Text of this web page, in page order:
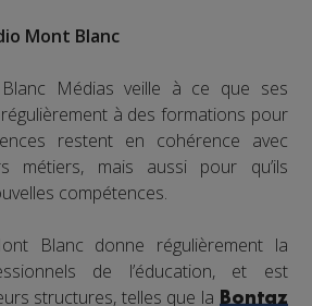
Mont Blanc
Médias veille à ce que ses
à des formations pour
restent en cohérence avec
métiers, mais aussi pour qu’ils
compétences.
Blanc donne régulièrement la
de l’éducation, et est
structures, telles que la
Bontaz